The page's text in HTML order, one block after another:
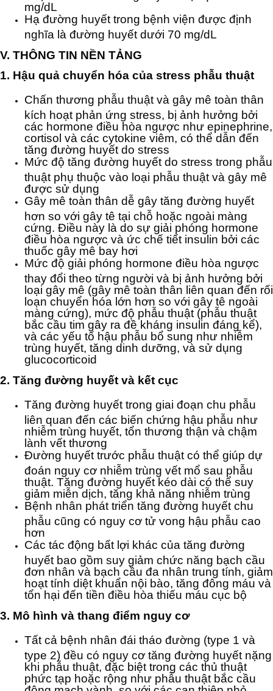
mg/dL
Hạ đường huyết trong bệnh viện được định
nghĩa là đường huyết dưới 70 mg/dL
V. THÔNG TIN NỀN TẢNG
1. Hậu quả chuyển hóa của stress phẫu thuật
Chấn thương phẫu thuật và gây mê toàn thân
kích hoạt phản ứng stress, bị ảnh hưởng bởi
các hormone điều hòa ngược như epinephrine,
cortisol và các cytokine viêm, có thể dẫn đến
tăng đường huyết do stress
Mức độ tăng đường huyết do stress trong phẫu
thuật phụ thuộc vào loại phẫu thuật và gây mê
được sử dụng
Gây mê toàn thân dễ gây tăng đường huyết
hơn so với gây tê tại chỗ hoặc ngoài màng
cứng. Điều này là do sự giải phóng hormone
điều hòa ngược và ức chế tiết insulin bởi các
thuốc gây mê bay hơi
Mức độ giải phóng hormone điều hòa ngược
thay đổi theo từng người và bị ảnh hưởng bởi
loại gây mê (gây mê toàn thân liên quan đến rối
loạn chuyển hóa lớn hơn so với gây tê ngoài
màng cứng), mức độ phẫu thuật (phẫu thuật
bắc cầu tim gây ra đề kháng insulin đáng kể),
và các yếu tố hậu phẫu bổ sung như nhiễm
trùng huyết, tăng dinh dưỡng, và sử dụng
glucocorticoid
2. Tăng đường huyết và kết cục
Tăng đường huyết trong giai đoạn chu phẫu
liên quan đến các biến chứng hậu phẫu như
nhiễm trùng huyết, tổn thương thận và chậm
lành vết thương
Đường huyết trước phẫu thuật có thể giúp dự
đoán nguy cơ nhiễm trùng vết mổ sau phẫu
thuật. Tăng đường huyết kéo dài có thể suy
giảm miễn dịch, tăng khả năng nhiễm trùng
Bệnh nhân phát triển tăng đường huyết chu
phẫu cũng có nguy cơ tử vong hậu phẫu cao
hơn
Các tác động bất lợi khác của tăng đường
huyết bao gồm suy giảm chức năng bạch cầu
đơn nhân và bạch cầu đa nhân trung tính, giảm
hoạt tính diệt khuẩn nội bào, tăng đông máu và
tổn hại đến tiền điều hòa thiếu máu cục bộ
3. Mô hình và thang điểm nguy cơ
Tất cả bệnh nhân đái tháo đường (type 1 và
type 2) đều có nguy cơ tăng đường huyết nặng
khi phẫu thuật, đặc biệt trong các thủ thuật
phức tạp hoặc rộng như phẫu thuật bắc cầu
động mạch vành, so với các can thiệp nhỏ